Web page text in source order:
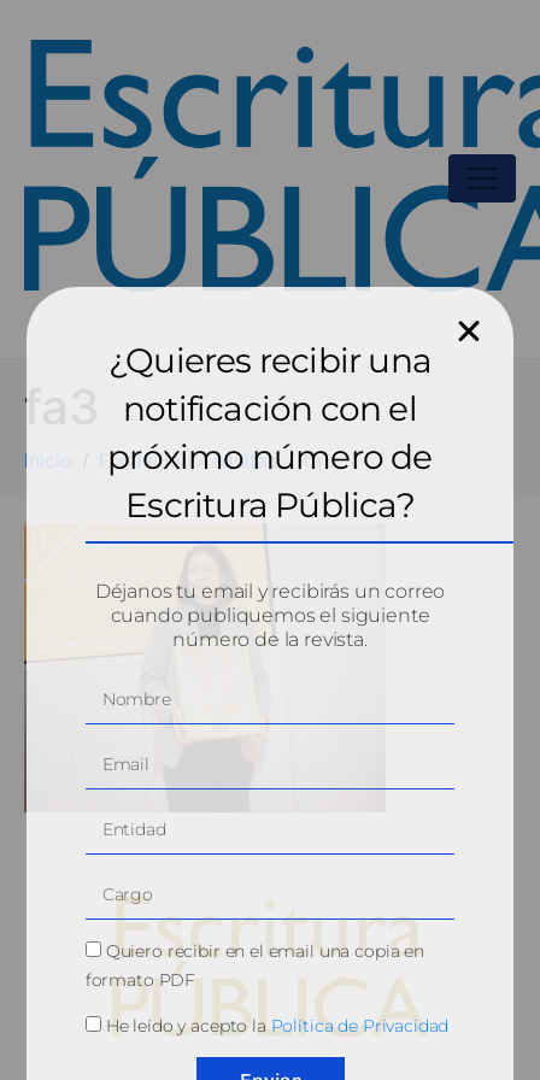
fa3
Inicio Fundación Aequitas fa3
¿Quieres recibir una
notificación con el
próximo número de
Escritura Pública?
Déjanos tu email y recibirás un correo
cuando publiquemos el siguiente
número de la revista.
Quiero recibir en el email una copia en
formato PDF
He leído y acepto laPolítica de Privacidad